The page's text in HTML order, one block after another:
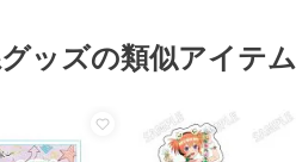
ッズの類似アイテム